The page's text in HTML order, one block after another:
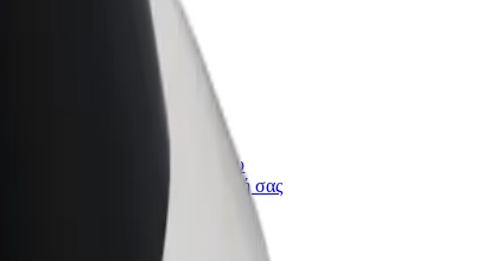
Προϊόντα και υπηρεσίες Bolt που
κλιμακώνονται για την επιχείρησή σας